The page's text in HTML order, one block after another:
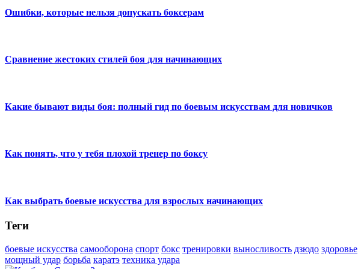
Ошибки, которые нельзя допускать боксерам
Сравнение жестоких стилей боя для начинающих
Какие бывают виды боя: полный гид по боевым искусствам для новичков
Как понять, что у тебя плохой тренер по боксу
Как выбрать боевые искусства для взрослых начинающих
Теги
боевые искусства самооборона спорт бокс тренировки выносливость дзюдо здоровье
мощный удар борьба каратэ техника удара